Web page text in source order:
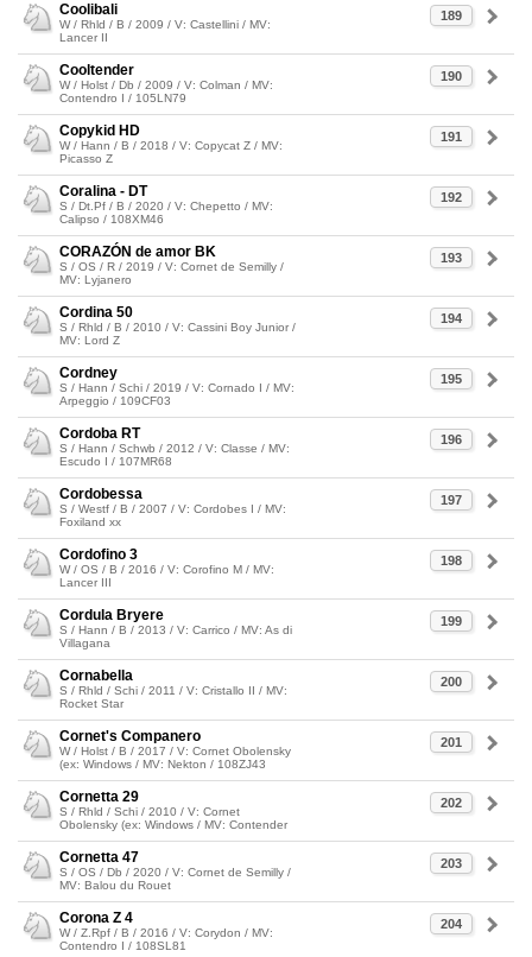
189
Coolibali
W / Rhld / B / 2009 / V: Castellini / MV:
Lancer II
190
Cooltender
W / Holst / Db / 2009 / V: Colman / MV:
Contendro I / 105LN79
191
Copykid HD
W / Hann / B / 2018 / V: Copycat Z / MV:
Picasso Z
192
Coralina - DT
S / Dt.Pf / B / 2020 / V: Chepetto / MV:
Calipso / 108XM46
193
CORAZÓN de amor BK
S / OS / R / 2019 / V: Cornet de Semilly /
MV: Lyjanero
194
Cordina 50
S / Rhld / B / 2010 / V: Cassini Boy Junior /
MV: Lord Z
195
Cordney
S / Hann / Schi / 2019 / V: Cornado I / MV:
Arpeggio / 109CF03
196
Cordoba RT
S / Hann / Schwb / 2012 / V: Classe / MV:
Escudo I / 107MR68
197
Cordobessa
S / Westf / B / 2007 / V: Cordobes I / MV:
Foxiland xx
198
Cordofino 3
W / OS / B / 2016 / V: Corofino M / MV:
Lancer III
199
Cordula Bryere
S / Hann / B / 2013 / V: Carrico / MV: As di
Villagana
200
Cornabella
S / Rhld / Schi / 2011 / V: Cristallo II / MV:
Rocket Star
201
Cornet's Companero
W / Holst / B / 2017 / V: Cornet Obolensky
(ex: Windows / MV: Nekton / 108ZJ43
202
Cornetta 29
S / Rhld / Schi / 2010 / V: Cornet
Obolensky (ex: Windows / MV: Contender
203
Cornetta 47
S / OS / Db / 2020 / V: Cornet de Semilly /
MV: Balou du Rouet
204
Corona Z 4
W / Z.Rpf / B / 2016 / V: Corydon / MV:
Contendro I / 108SL81